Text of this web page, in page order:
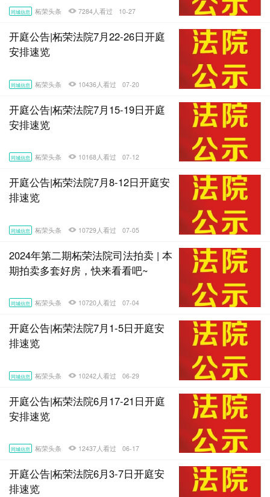
同城信息 柘荣头条 7284人看过 10-27
开庭公告|柘荣法院7月22-26日开庭
安排速览
同城信息 柘荣头条 10436人看过 07-20
开庭公告|柘荣法院7月15-19日开庭
安排速览
同城信息 柘荣头条 10168人看过 07-12
开庭公告|柘荣法院7月8-12日开庭安
排速览
同城信息 柘荣头条 10729人看过 07-05
2024年第二期柘荣法院司法拍卖 | 本
期拍卖多套好房，快来看看吧~
同城信息 柘荣头条 10720人看过 07-04
开庭公告|柘荣法院7月1-5日开庭安
排速览
同城信息 柘荣头条 10242人看过 06-29
开庭公告|柘荣法院6月17-21日开庭
安排速览
同城信息 柘荣头条 12437人看过 06-17
开庭公告|柘荣法院6月3-7日开庭安
排速览